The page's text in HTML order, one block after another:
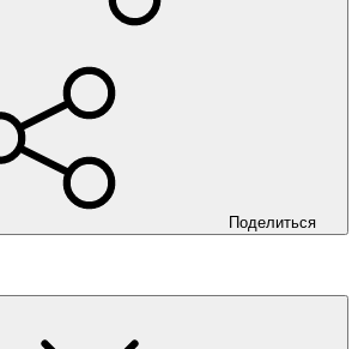
Поделиться